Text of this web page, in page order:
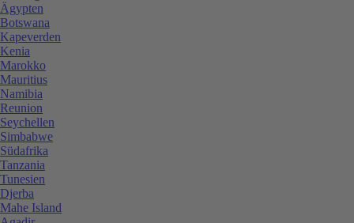
Ägypten
Botswana
Kapeverden
Kenia
Marokko
Mauritius
Namibia
Reunion
Seychellen
Simbabwe
Südafrika
Tanzania
Tunesien
Djerba
Mahe Island